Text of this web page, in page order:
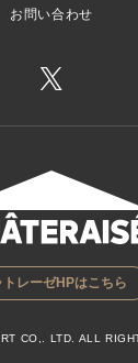
お問い合わせ
トレーゼHPはこちら
CO,. LTD. ALL